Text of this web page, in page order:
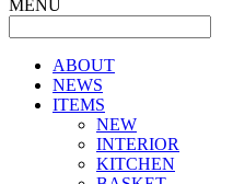
MENU
ABOUT
NEWS
ITEMS
NEW
INTERIOR
KITCHEN